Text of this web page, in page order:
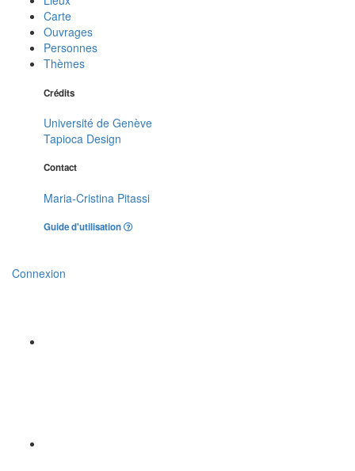
Carte
Ouvrages
Personnes
Thèmes
Crédits
Université de Genève
Tapioca Design
Contact
Maria-Cristina Pitassi
Guide d'utilisation
Connexion